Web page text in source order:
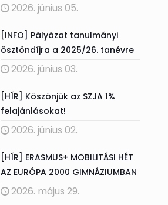
2026. június 05.
[INFO] Pályázat tanulmányi
ösztöndíjra a 2025/26. tanévre
2026. június 03.
[HÍR] Köszönjük az SZJA 1%
felajánlásokat!
2026. június 02.
[HÍR] ERASMUS+ MOBILITÁSI HÉT
AZ EURÓPA 2000 GIMNÁZIUMBAN
2026. május 29.